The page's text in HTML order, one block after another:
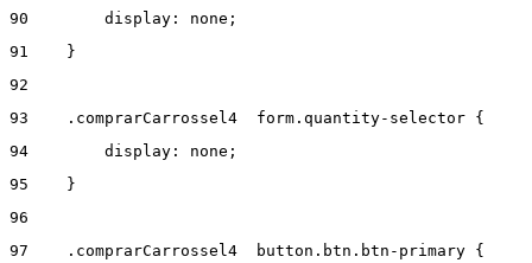
90
        display: none;
91
    }
92
93
    .comprarCarrossel4  form.quantity-selector {
94
        display: none;
95
    }
96
97
    .comprarCarrossel4  button.btn.btn-primary {